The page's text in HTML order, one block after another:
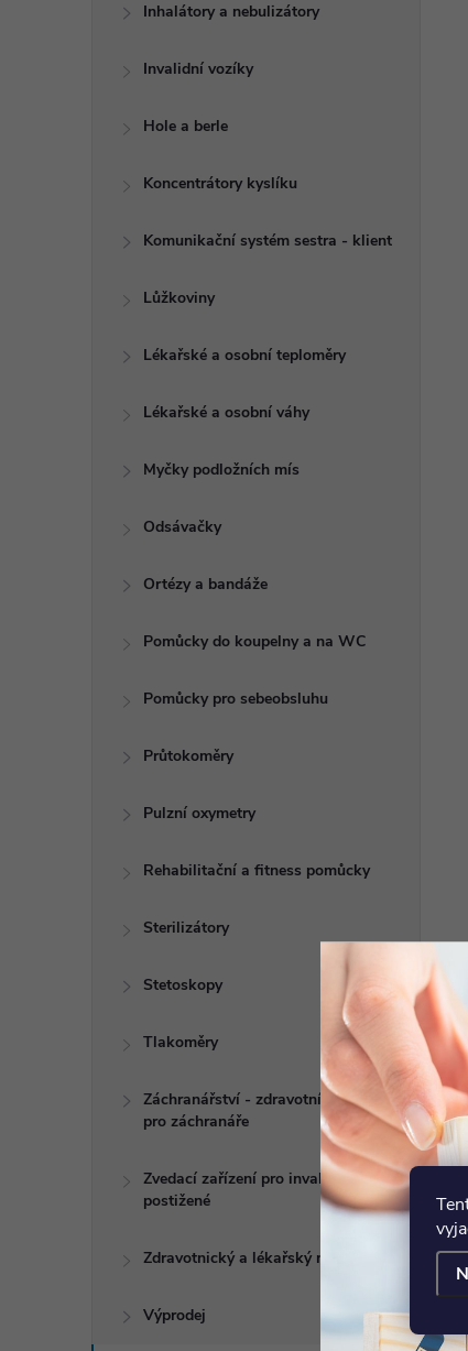
Inhalátory a nebulizátory
Invalidní vozíky
Hole a berle
Koncentrátory kyslíku
Komunikační systém sestra - klient
Lůžkoviny
Lékařské a osobní teploměry
Lékařské a osobní váhy
Myčky podložních mís
Odsávačky
Ortézy a bandáže
Pomůcky do koupelny a na WC
Pomůcky pro sebeobsluhu
Průtokoměry
Pulzní oxymetry
Rehabilitační a fitness pomůcky
Sterilizátory
Stetoskopy
Tlakoměry
Záchranářství - zdravotní potřeby
pro záchranáře
Zvedací zařízení pro invalidy a
postižené
Zdravotnický a lékařský nábytek
Výprodej